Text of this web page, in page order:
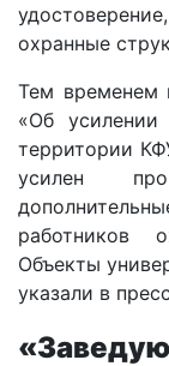
охранные
Тем временем
«Об
территории
усилен
работников
Объекты
указали в